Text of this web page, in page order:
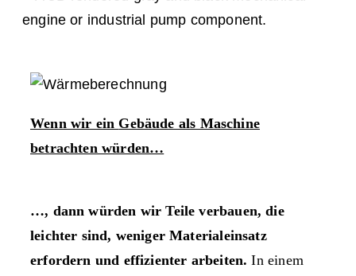
Wenn wir ein Gebäude als Maschine
betrachten würden…
…, dann würden wir Teile verbauen, die
leichter sind, weniger Materialeinsatz
erfordern und effizienter arbeiten. In einem